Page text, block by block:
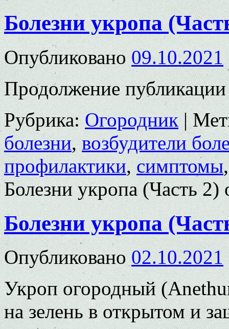
Болезни укропа
Опубликовано 09.10.2021
Продолжение
Рубрика: Огородник |
болезни,возбудители
профилактики,симптомы
Болезни укропа (Часть 2)
Болезни укропа
Опубликовано 02.10.2021
Укроп огородный
на зелень в открытом и